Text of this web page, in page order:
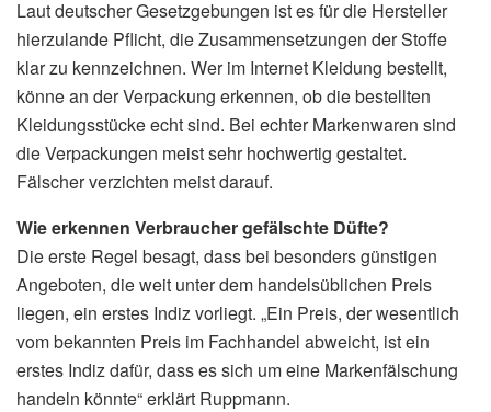
Laut deutscher Gesetzgebungen ist es für die Hersteller
hierzulande Pflicht, die Zusammensetzungen der Stoffe
klar zu kennzeichnen. Wer im Internet Kleidung bestellt,
könne an der Verpackung erkennen, ob die bestellten
Kleidungsstücke echt sind. Bei echter Markenwaren sind
die Verpackungen meist sehr hochwertig gestaltet.
Fälscher verzichten meist darauf.
Wie erkennen Verbraucher gefälschte Düfte?
Die erste Regel besagt, dass bei besonders günstigen
Angeboten, die weit unter dem handelsüblichen Preis
liegen, ein erstes Indiz vorliegt. „Ein Preis, der wesentlich
vom bekannten Preis im Fachhandel abweicht, ist ein
erstes Indiz dafür, dass es sich um eine Markenfälschung
handeln könnte“ erklärt Ruppmann.